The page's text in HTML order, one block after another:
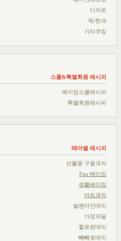
디저트
떡/한과
기타쿠킹
스쿨&특별회원 레시피
베이킹스쿨레시피
특별회원레시피
테마별 레시피
선물용 구움과자
Fun 베이킹
생활베이킹
마트과자
발렌타인데이
가정의달
할로윈데이
빼빼로데이